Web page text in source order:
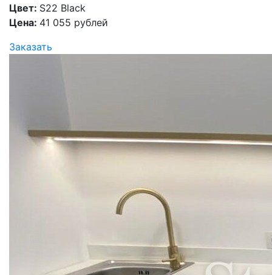
Цвет: S22 Black
Цена: 41 055 рублей
Заказать